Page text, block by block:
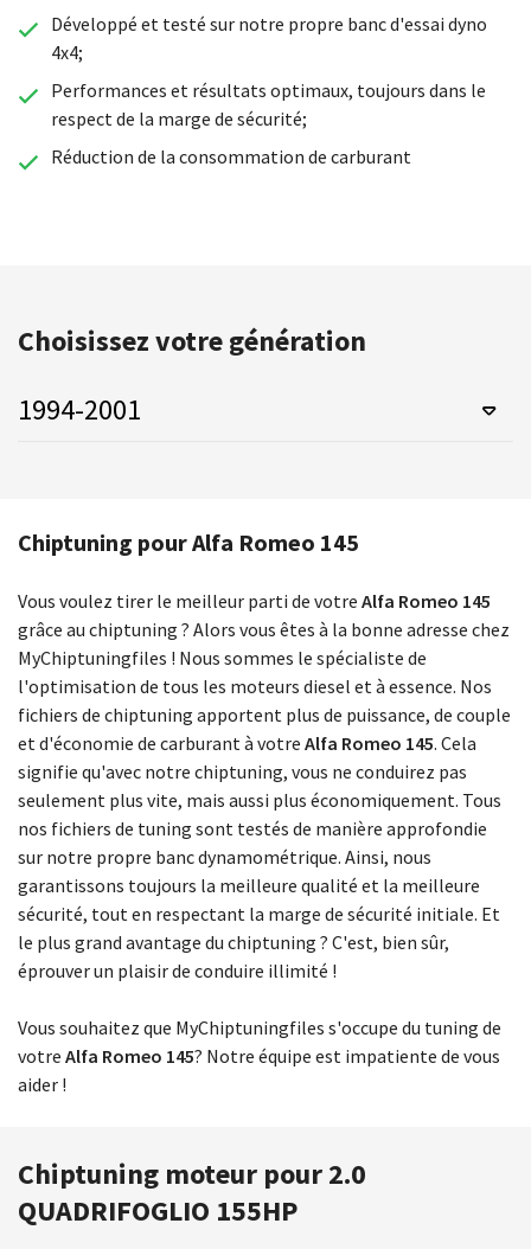
Développé et testé sur notre propre banc d'essai dyno
4x4;
Performances et résultats optimaux, toujours dans le
respect de la marge de sécurité;
Réduction de la consommation de carburant
Chiptuning pour Alfa Romeo 145
Vous voulez tirer le meilleur parti de votre Alfa Romeo 145
grâce au chiptuning ? Alors vous êtes à la bonne adresse chez
MyChiptuningfiles ! Nous sommes le spécialiste de
l'optimisation de tous les moteurs diesel et à essence. Nos
fichiers de chiptuning apportent plus de puissance, de couple
et d'économie de carburant à votre Alfa Romeo 145. Cela
signifie qu'avec notre chiptuning, vous ne conduirez pas
seulement plus vite, mais aussi plus économiquement. Tous
nos fichiers de tuning sont testés de manière approfondie
sur notre propre banc dynamométrique. Ainsi, nous
garantissons toujours la meilleure qualité et la meilleure
sécurité, tout en respectant la marge de sécurité initiale. Et
le plus grand avantage du chiptuning ? C'est, bien sûr,
éprouver un plaisir de conduire illimité !
Vous souhaitez que MyChiptuningfiles s'occupe du tuning de
votre Alfa Romeo 145? Notre équipe est impatiente de vous
aider !
Choisissez votre génération
1994-2001
Chiptuning moteur pour 2.0
QUADRIFOGLIO 155HP